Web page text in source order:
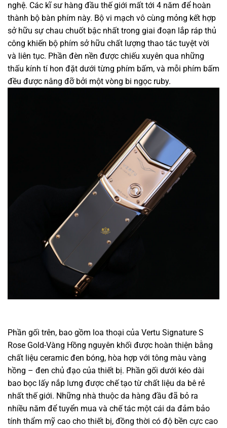
nghệ. Các kĩ sư hàng đầu thế giới mất tới 4 năm để hoàn
thành bộ bàn phím này. Bộ vi mạch vô cùng mỏng kết hợp
sở hữu sự chau chuốt bậc nhất trong giai đoạn lắp ráp thủ
công khiến bộ phím sở hữu chất lượng thao tác tuyệt vời
và liên tục. Phần đèn nền được chiếu xuyên qua những
thấu kính tí hon đặt dưới từng phím bấm, và mỗi phím bấm
đều được nâng đỡ bởi một vòng bi ngọc ruby.
Phần gối trên, bao gồm loa thoại của Vertu Signature S
Rose Gold-Vàng Hồng nguyên khối được hoàn thiện bằng
chất liệu ceramic đen bóng, hòa hợp với tông màu vàng
hồng – đen chủ đạo của thiết bị. Phần gối dưới kéo dài
bao bọc lấy nắp lưng được chế tạo từ chất liệu da bê rẻ
nhất thế giới. Những nhà thuộc da hàng đầu đã bỏ ra
nhiều năm để tuyển mua và chế tác một cái da đảm bảo
tính thẩm mỹ cao cho thiết bị, đồng thời có độ bền cực cao